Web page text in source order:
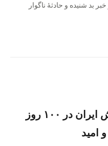
بد شنیده و حادثهٔ ناگوار
گزارش نقض حقوق دراویش ایران در ۱۰۰ روز
امید